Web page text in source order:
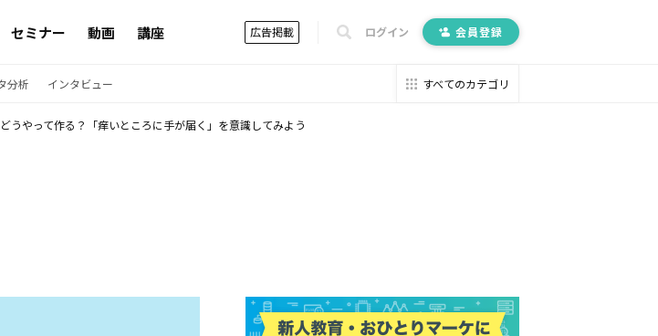
セミナー 動画 講座 広告掲載 ログイン 会員登録
分析 インタビュー すべてのカテゴリ
うやって作る？「痒いところに手が届く」を意識してみよう